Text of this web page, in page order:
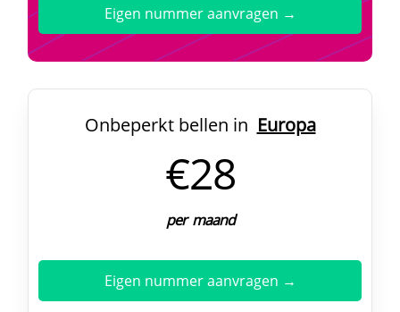
Eigen nummer aanvragen →
Onbeperkt bellen in Europa
€28
per maand
Eigen nummer aanvragen →